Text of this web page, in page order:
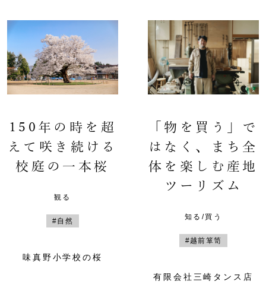
150年の時を超
えて咲き続ける
校庭の一本桜
観る
#自然
味真野小学校の桜
「物を買う」で
はなく、まち全
体を楽しむ産地
ツーリズム
知る/買う
#越前箪笥
有限会社三崎タンス店